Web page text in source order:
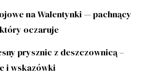
na Walentynki — pachnący
oczaruje
prysznic z deszczownicą –
i wskazówki